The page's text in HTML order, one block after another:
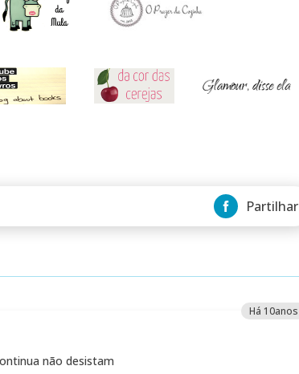
Partilhar
Há 10anos
não desistam